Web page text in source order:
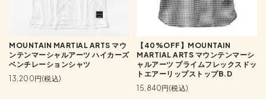
MOUNTAIN MARTIAL ARTS マウ
ンテンマーシャルアーツ ハイカーズ
ベンチレーションシャツ
13,200円(税込)
【40%OFF】MOUNTAIN
MARTIAL ARTS マウンテンマーシ
ャルアーツ プライムフレックスドッ
トエアーリップストップB.D
15,840円(税込)